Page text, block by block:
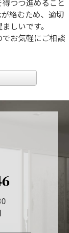
つつ進めること
絡むため、適切
しいです。
お気軽にご相談